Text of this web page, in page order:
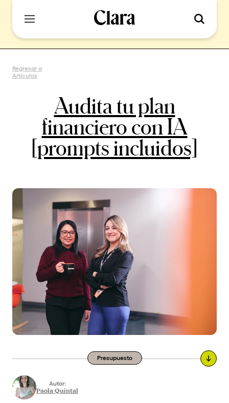
Regresar a
Artículos
Audita tu plan
financiero con IA
[prompts incluidos]
Presupuesto
Autor:
Paola Quintal